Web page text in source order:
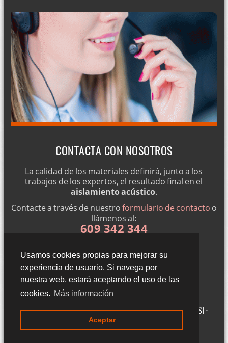
Usamos cookies propias para mejorar su
experiencia de usuario. Si navega por
nuestra web, estará aceptando el uso de las
cookies. Más información
Aceptar
CONTACTA CON NOSOTROS
La calidad de los materiales definirá, junto a los
trabajos de los expertos, el resultado final en el
aislamiento acústico.
Contacte a través de nuestroformulario de contacto o
llámenos al:
609 342 344
Gigantillas 3, 3ºA - 50015 Zaragoza (Zaragoza) ·Aviso legal LSSI ·
Política de cookies · Política de privacidad